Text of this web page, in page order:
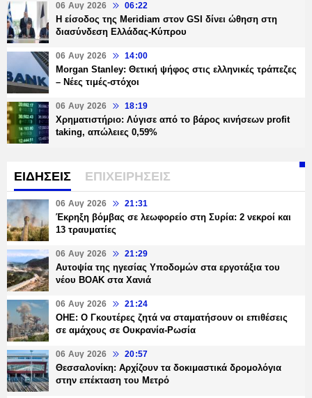
06 Αυγ 2026 06:22
Η είσοδος της Meridiam στον GSI δίνει ώθηση στη
διασύνδεση Ελλάδας-Κύπρου
06 Αυγ 2026 14:00
Morgan Stanley: Θετική ψήφος στις ελληνικές τράπεζες
– Νέες τιμές-στόχοι
06 Αυγ 2026 18:19
Χρηματιστήριο: Λύγισε από το βάρος κινήσεων profit
taking, απώλειες 0,59%
ΕΙΔΗΣΕΙΣ ΕΠΙΧΕΙΡΗΣΕΙΣ
06 Αυγ 2026 21:31
Έκρηξη βόμβας σε λεωφορείο στη Συρία: 2 νεκροί και
13 τραυματίες
06 Αυγ 2026 21:29
Αυτοψία της ηγεσίας Υποδομών στα εργοτάξια του
νέου ΒΟΑΚ στα Χανιά
06 Αυγ 2026 21:24
ΟΗΕ: Ο Γκουτέρες ζητά να σταματήσουν οι επιθέσεις
σε αμάχους σε Ουκρανία-Ρωσία
06 Αυγ 2026 20:57
Θεσσαλονίκη: Αρχίζουν τα δοκιμαστικά δρομολόγια
στην επέκταση του Μετρό